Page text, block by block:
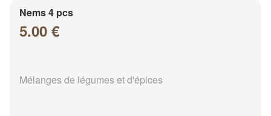
Nems 4 pcs
5.00 €
Mélanges de légumes et d'épices